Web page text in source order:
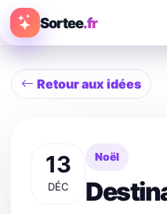
Sortee.fr
Retour aux idées
13
DÉC
Noël